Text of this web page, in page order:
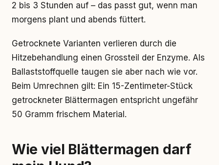
2 bis 3 Stunden auf – das passt gut, wenn man
morgens plant und abends füttert.
Getrocknete Varianten verlieren durch die
Hitzebehandlung einen Grossteil der Enzyme. Als
Ballaststoffquelle taugen sie aber nach wie vor.
Beim Umrechnen gilt: Ein 15-Zentimeter-Stück
getrockneter Blättermagen entspricht ungefähr
50 Gramm frischem Material.
Wie viel Blättermagen darf